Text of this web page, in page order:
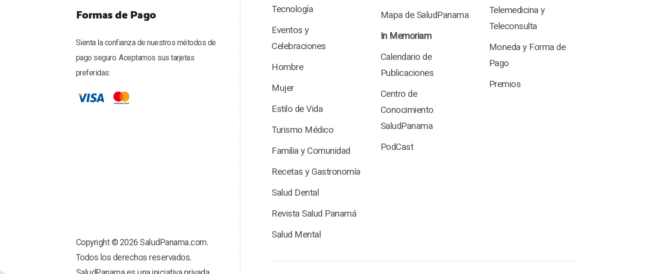
Formas de Pago
Sienta la confianza de nuestros métodos de
pago seguro. Aceptamos sus tarjetas
preferidas:
Copyright © 2026 SaludPanama.com.
Todos los derechos reservados.
Tecnología
Eventos y
Celebraciones
Hombre
Mujer
Estilo de Vida
Turismo Médico
Familia y Comunidad
Recetas y Gastronomía
Salud Dental
Revista Salud Panamá
Salud Mental
Mapa de SaludPanama
In Memoriam
Calendario de
Publicaciones
Centro de
Conocimiento
SaludPanama
PodCast
Telemedicina y
Teleconsulta
Moneda y Forma de
Pago
Premios